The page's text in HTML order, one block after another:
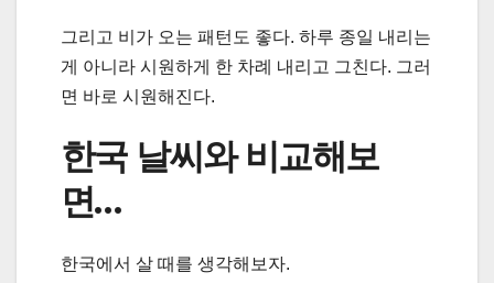
그리고 비가 오는 패턴도 좋다. 하루 종일 내리는
게 아니라 시원하게 한 차례 내리고 그친다. 그러
면 바로 시원해진다.
한국 날씨와 비교해보
면…
한국에서 살 때를 생각해보자.